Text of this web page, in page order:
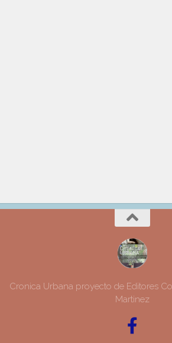
Cronica Urbana proyecto de Editores
Martinez